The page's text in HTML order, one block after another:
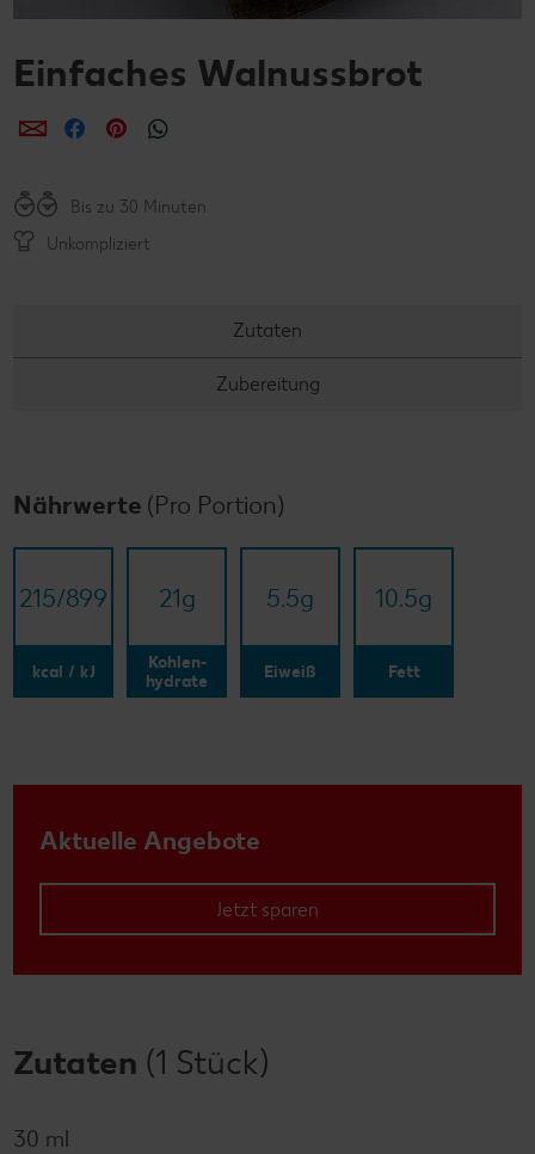
Einfaches Walnussbrot
per E-Mail teilen
per Facebook teilen
per Pinterest teilen
Bis zu 30 Minuten
Unkompliziert
Zutaten
Zubereitung
Nährwerte (Pro Portion)
215/​899
kcal / kJ
21g
Kohlen-
hydrate
5.5g
Eiweiß
10.5g
Fett
Aktuelle Angebote
Jetzt sparen
Zutaten (1 Stück)
30 ml